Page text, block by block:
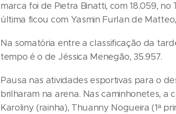
marca foi de Pietra Binatti, com 18.059,
última ficou com Yasmin Furlan de
Na somatória entre a classificação da
tempo é o de Jéssica Menegão, 35.957.
Pausa nas atividades esportivas para o
brilharam na arena. Nas caminhonetes, a
Karoliny (rainha), Thuanny Nogueira (1ª